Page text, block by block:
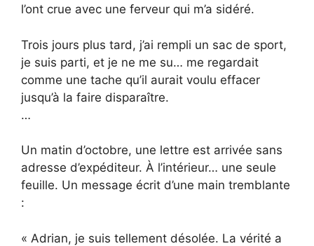
l’ont crue avec une ferveur qui m’a sidéré.
Trois jours plus tard, j’ai rempli un sac de sport,
je suis parti, et je ne me su… me regardait
comme une tache qu’il aurait voulu effacer
jusqu’à la faire disparaître.
…
Un matin d’octobre, une lettre est arrivée sans
adresse d’expéditeur. À l’intérieur… une seule
feuille. Un message écrit d’une main tremblante
:
« Adrian, je suis tellement désolée. La vérité a